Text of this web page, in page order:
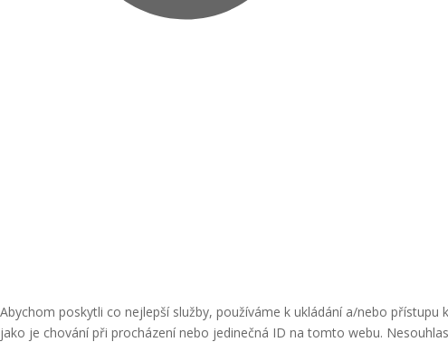
Abychom poskytli co nejlepší služby, používáme k ukládání a/nebo
jako je chování při procházení nebo jedinečná ID na tomto webu.